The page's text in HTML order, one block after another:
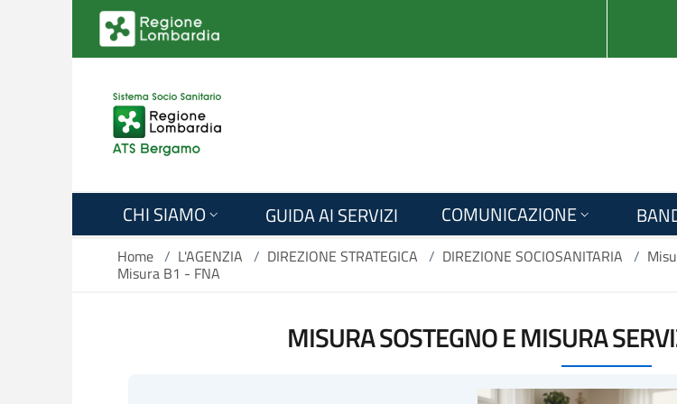
Salta al contenuto principale
CHI SIAMO GUIDA AI SERVIZI COMUNICAZIONE
Home / L'AGENZIA / DIREZIONE STRATEGICA / DIREZIONE SOCIOSANITARIA /
Misura B1 - FNA
MISURA SOSTEGNO E MISURA